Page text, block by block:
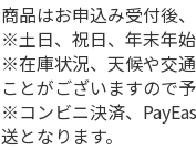
商品はお申込み受付後
※土日、祝日、年末年始
※在庫状況、天候や交
ことがございますので
※コンビニ決済、
送となります。